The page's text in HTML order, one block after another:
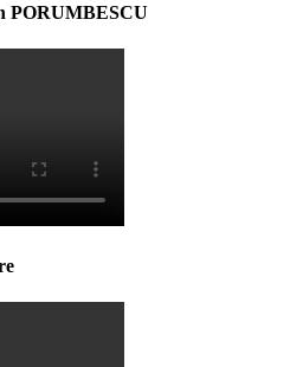
PORUMBESCU